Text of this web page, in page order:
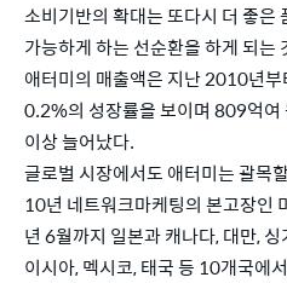
소비기반의 확대는 또다시 더 좋은
가능하게 하는 선순환을 하게 되는
애터미의 매출액은 지난 2010년
0.2%의 성장률을 보이며 809억
이상 늘어났다.
글로벌 시장에서도 애터미는 괄목
10년 네트워크마케팅의 본고장인
년 6월까지 일본과 캐나다, 대만,
이시아, 멕시코, 태국 등 10개국에